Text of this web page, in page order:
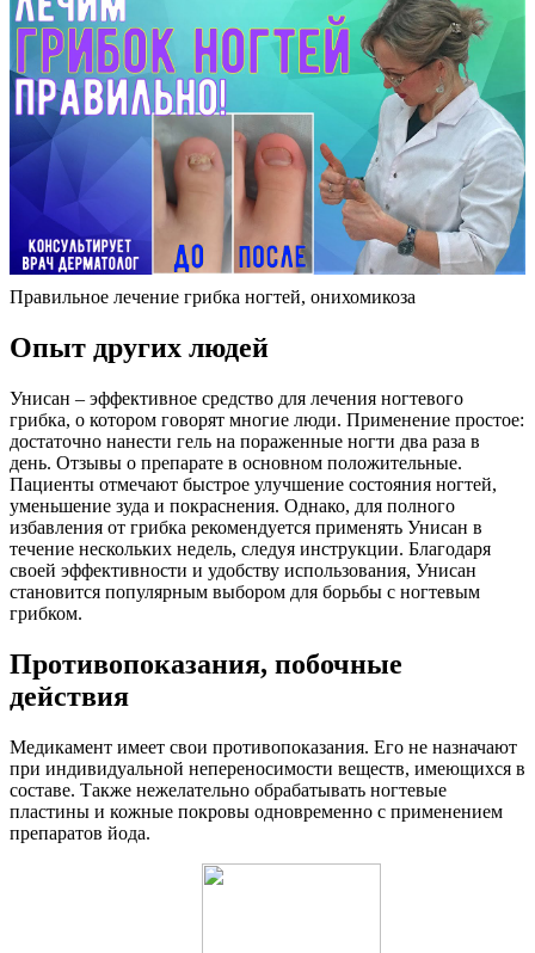
Правильное лечение грибка ногтей, онихомикоза
Опыт других людей
Унисан – эффективное средство для лечения ногтевого
грибка, о котором говорят многие люди. Применение простое:
достаточно нанести гель на пораженные ногти два раза в
день. Отзывы о препарате в основном положительные.
Пациенты отмечают быстрое улучшение состояния ногтей,
уменьшение зуда и покраснения. Однако, для полного
избавления от грибка рекомендуется применять Унисан в
течение нескольких недель, следуя инструкции. Благодаря
своей эффективности и удобству использования, Унисан
становится популярным выбором для борьбы с ногтевым
грибком.
Противопоказания, побочные
действия
Медикамент имеет свои противопоказания. Его не назначают
при индивидуальной непереносимости веществ, имеющихся в
составе. Также нежелательно обрабатывать ногтевые
пластины и кожные покровы одновременно с применением
препаратов йода.